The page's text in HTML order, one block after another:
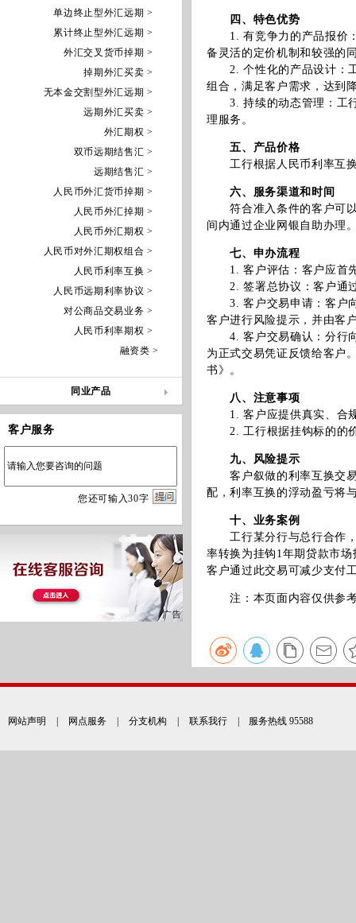
单边终止型外汇远期 >
累计终止型外汇远期 >
外汇交叉货币掉期 >
掉期外汇买卖 >
无本金交割型外汇远期 >
远期外汇买卖 >
外汇期权 >
双币远期结售汇 >
远期结售汇 >
人民币外汇货币掉期 >
人民币外汇掉期 >
人民币外汇期权 >
人民币对外汇期权组合 >
人民币利率互换 >
人民币远期利率协议 >
对公商品交易业务 >
人民币利率期权 >
融资类 >
同业产品
客户服务
您还可输入30字
四、特色优势
1. 有竞争力的产品报价：
备灵活的定价机制和较强的
2. 个性化的产品设计：工
组合，满足客户需求，达到
3. 持续的动态管理：工行
理服务。
五、产品价格
工行根据人民币利率互换
六、服务渠道和时间
符合准入条件的客户可以
间内通过企业网银自助办理
七、申办流程
1. 客户评估：客户应首先
2. 签署总协议：客户通过
3. 客户交易申请：客户向
客户进行风险提示，并由客
4. 客户交易确认：分行向
为正式交易凭证反馈给客户
书》。
八、注意事项
1. 客户应提供真实、合规
2. 工行根据挂钩标的的价
九、风险提示
客户叙做的利率互换交易
配，利率互换的浮动盈亏将
十、业务案例
工行某分行与总行合作，
率转换为挂钩1年期贷款市
客户通过此交易可减少支付
注：本页面内容仅供参考
网站声明 网点服务 分支机构 联系我行 | 服务热线 95588